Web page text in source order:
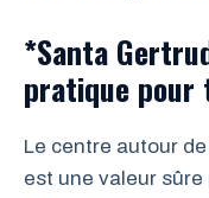
*Santa
pratique
Le centre autour
est une valeur